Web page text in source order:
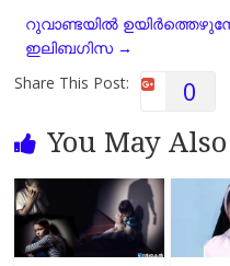
o
p
a
n
റുവാണ്ടയില്‍
ഇലിബഗിസ →
Share This Post:
0
You May